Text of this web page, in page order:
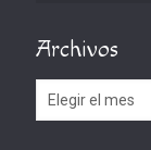
Archivos
Archivos